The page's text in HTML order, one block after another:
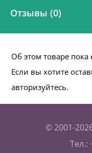
Отзывы (0)
Об этом товаре пока
Если вы хотите
авторизуйтесь.
© 2001-
Тел.: